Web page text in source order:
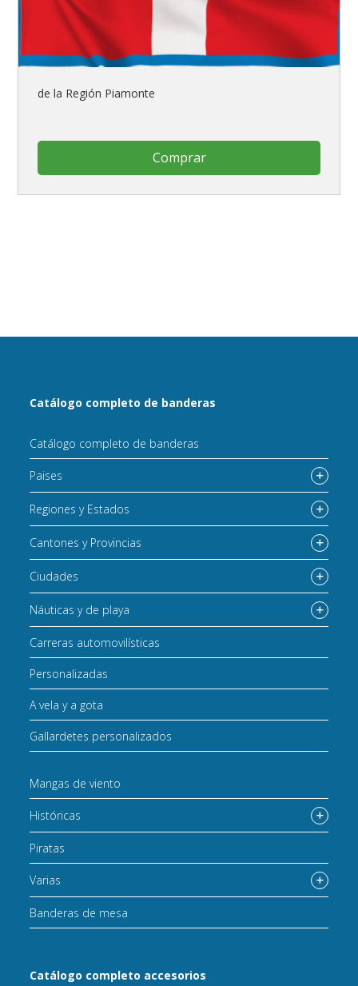
de la Región Piamonte
Comprar
Catálogo completo de banderas
Catálogo completo de banderas
Paises
Regiones y Estados
Cantones y Provincias
Ciudades
Náuticas y de playa
Carreras automovilísticas
Personalizadas
A vela y a gota
Gallardetes personalizados
Mangas de viento
Históricas
Piratas
Varias
Banderas de mesa
Catálogo completo accesorios